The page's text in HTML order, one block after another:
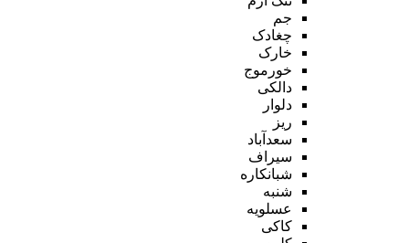
جم
چغادک
خارک
خورموج
دالکی
دلوار
ریز
سعدآباد
سیراف
شبانکاره
شنبه
عسلویه
کاکی